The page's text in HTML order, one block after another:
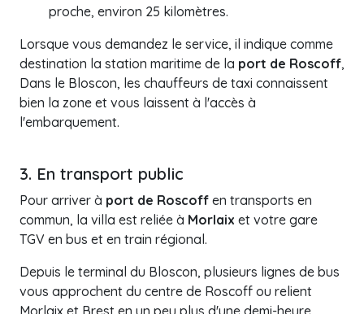
proche, environ 25 kilomètres.
Lorsque vous demandez le service, il indique comme
destination la station maritime de la port de Roscoff,
Dans le Bloscon, les chauffeurs de taxi connaissent
bien la zone et vous laissent à l'accès à
l'embarquement.
3. En transport public
Pour arriver à port de Roscoff en transports en
commun, la villa est reliée à Morlaix et votre gare
TGV en bus et en train régional.
Depuis le terminal du Bloscon, plusieurs lignes de bus
vous approchent du centre de Roscoff ou relient
Morlaix et Brest en un peu plus d'une demi-heure.